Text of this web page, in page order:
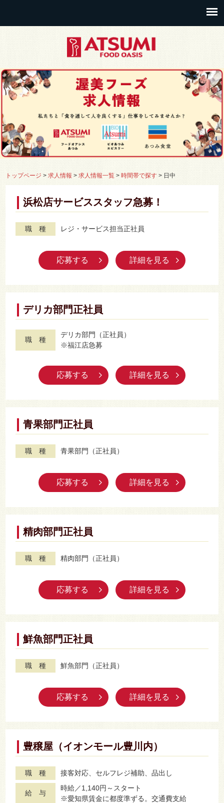
トップページ >求人情報 >求人情報一覧 >時間帯で探す > 日中
浜松店サービススタッフ急募！
職 種 レジ・サービス担当正社員
応募する 詳細を見る
デリカ部門正社員
職 種
デリカ部門（正社員）
※福江店急募
応募する 詳細を見る
青果部門正社員
職 種 青果部門（正社員）
応募する 詳細を見る
精肉部門正社員
職 種 精肉部門（正社員）
応募する 詳細を見る
鮮魚部門正社員
職 種 鮮魚部門（正社員）
応募する 詳細を見る
豊穣屋（イオンモール豊川内）
職 種 接客対応、セルフレジ補助、品出し
給 与
時給／1,140円～スタート
※愛知県賃金に都度準ずる。交通費支給